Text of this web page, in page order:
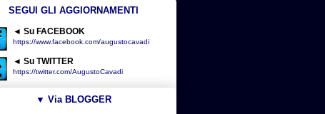
SEGUI GLI AGGIORNAMENTI
◄ Su FACEBOOK
https://www.facebook.com/augustocavadi
◄ Su TWITTER
https://twitter.com/AugustoCavadi
▼ Via BLOGGER